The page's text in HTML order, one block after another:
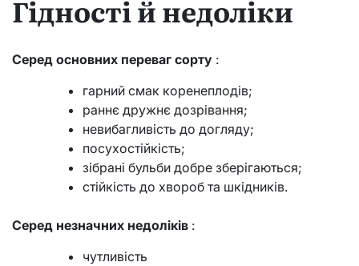
Гідності й недоліки
Серед основних переваг сорту :
гарний смак коренеплодів;
раннє дружнє дозрівання;
невибагливість до догляду;
посухостійкість;
зібрані бульби добре зберігаються;
стійкість до хвороб та шкідників.
Серед незначних недоліків :
чутливість